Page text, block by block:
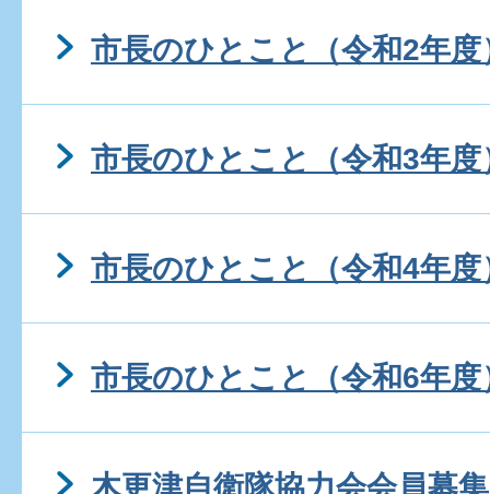
市長のひとこと（令和2年度
市長のひとこと（令和3年度
市長のひとこと（令和4年度
市長のひとこと（令和6年度